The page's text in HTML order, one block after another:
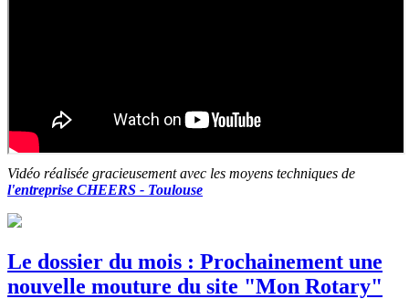
Vidéo réalisée gracieusement avec les moyens techniques de
l'entreprise CHEERS - Toulouse
Le dossier du mois : Prochainement une
nouvelle mouture du site "Mon Rotary"